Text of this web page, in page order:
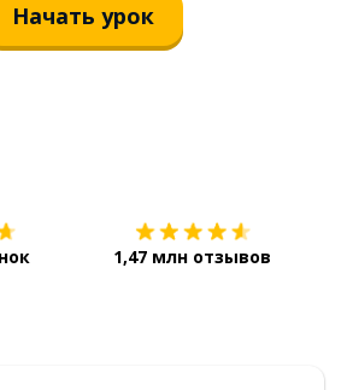
Начать урок
1,47 млн отзывов